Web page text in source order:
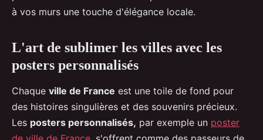
à vos murs une touche d'élégance locale.
L'art de sublimer les villes avec les
posters personnalisés
Chaque ville de France est une toile de fond pour
des histoires singulières et des souvenirs précieux.
Les posters personnalisés, par exemple un poster